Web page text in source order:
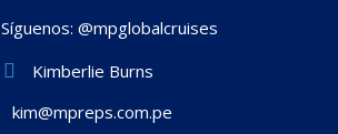
Síguenos: @mpglobalcruises
Kimberlie Burns
kim@mpreps.com.pe